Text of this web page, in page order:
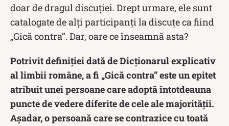
doar de dragul discuției. Drept urmare, ele sunt
catalogate de alți participanți la discuțe ca fiind
„Gică contra”. Dar, oare ce înseamnă asta?
Potrivit definiției dată de Dicționarul explicativ
al limbii române, a fi „Gică contra” este un epitet
atribuit unei persoane care adoptă întotdeauna
puncte de vedere diferite de cele ale majorității.
Așadar, o persoană care se contrazice cu toată